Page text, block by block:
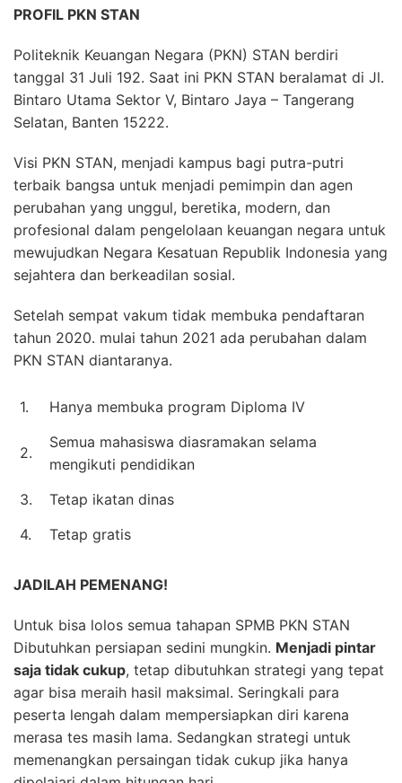
PROFIL PKN STAN
Politeknik Keuangan Negara (PKN) STAN berdiri
tanggal 31 Juli 192. Saat ini PKN STAN beralamat di Jl.
Bintaro Utama Sektor V, Bintaro Jaya – Tangerang
Selatan, Banten 15222.
Visi PKN STAN, menjadi kampus bagi putra-putri
terbaik bangsa untuk menjadi pemimpin dan agen
perubahan yang unggul, beretika, modern, dan
profesional dalam pengelolaan keuangan negara untuk
mewujudkan Negara Kesatuan Republik Indonesia yang
sejahtera dan berkeadilan sosial.
Setelah sempat vakum tidak membuka pendaftaran
tahun 2020. mulai tahun 2021 ada perubahan dalam
PKN STAN diantaranya.
1. Hanya membuka program Diploma IV
2.
Semua mahasiswa diasramakan selama
mengikuti pendidikan
3.
Tetap ikatan dinas
4.
Tetap gratis
JADILAH PEMENANG!
Untuk bisa lolos semua tahapan SPMB PKN STAN
Dibutuhkan persiapan sedini mungkin. Menjadi pintar
saja tidak cukup, tetap dibutuhkan strategi yang tepat
agar bisa meraih hasil maksimal. Seringkali para
peserta lengah dalam mempersiapkan diri karena
merasa tes masih lama. Sedangkan strategi untuk
memenangkan persaingan tidak cukup jika hanya